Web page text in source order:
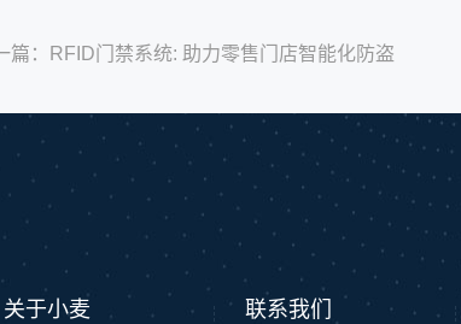
篇： RFID门禁系统: 助力零售门店智能化防盗
关于小麦 联系我们